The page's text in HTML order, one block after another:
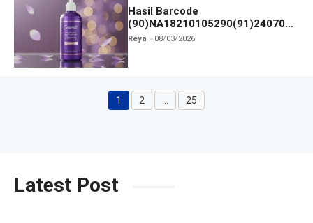
Hasil Barcode
(90)NA18210105290(91)240703
dan Izin BPOM
Reya 08/03/2026
Halaman
1 Halaman
2 Halaman
25
Latest Post